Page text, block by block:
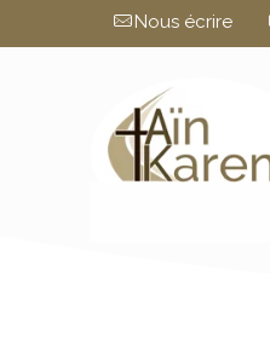
Nous écrire